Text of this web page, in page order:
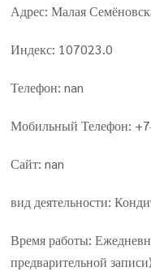
Адрес: Малая
Индекс: 107023.0
Телефон: nan
Мобильный Телефон:
Сайт: nan
вид деятельности:
Время работы:
предварительной записи)